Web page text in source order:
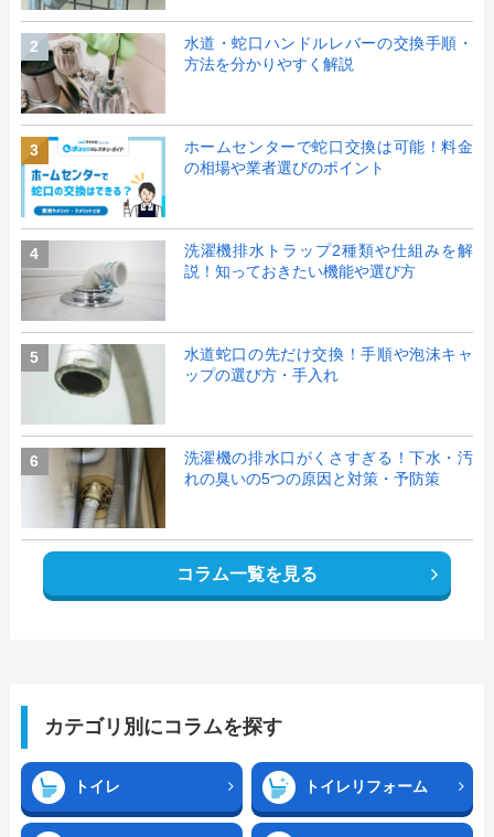
2
水道・蛇口ハンドルレバーの交換手順・
方法を分かりやすく解説
3
ホームセンターで蛇口交換は可能！料金
の相場や業者選びのポイント
4
洗濯機排水トラップ2種類や仕組みを解
説！知っておきたい機能や選び方
5
水道蛇口の先だけ交換！手順や泡沫キャ
ップの選び方・手入れ
6
洗濯機の排水口がくさすぎる！下水・汚
れの臭いの5つの原因と対策・予防策
コラム一覧を見る
カテゴリ別にコラムを探す
トイレ トイレリフォーム